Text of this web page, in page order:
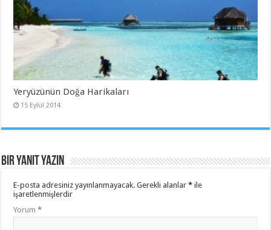
Yeryüzünün Doğa Harikaları
15 Eylül 2014
Bir yanıt yazın
E-posta adresiniz yayınlanmayacak. Gerekli alanlar* ile
işaretlenmişlerdir
Yorum*